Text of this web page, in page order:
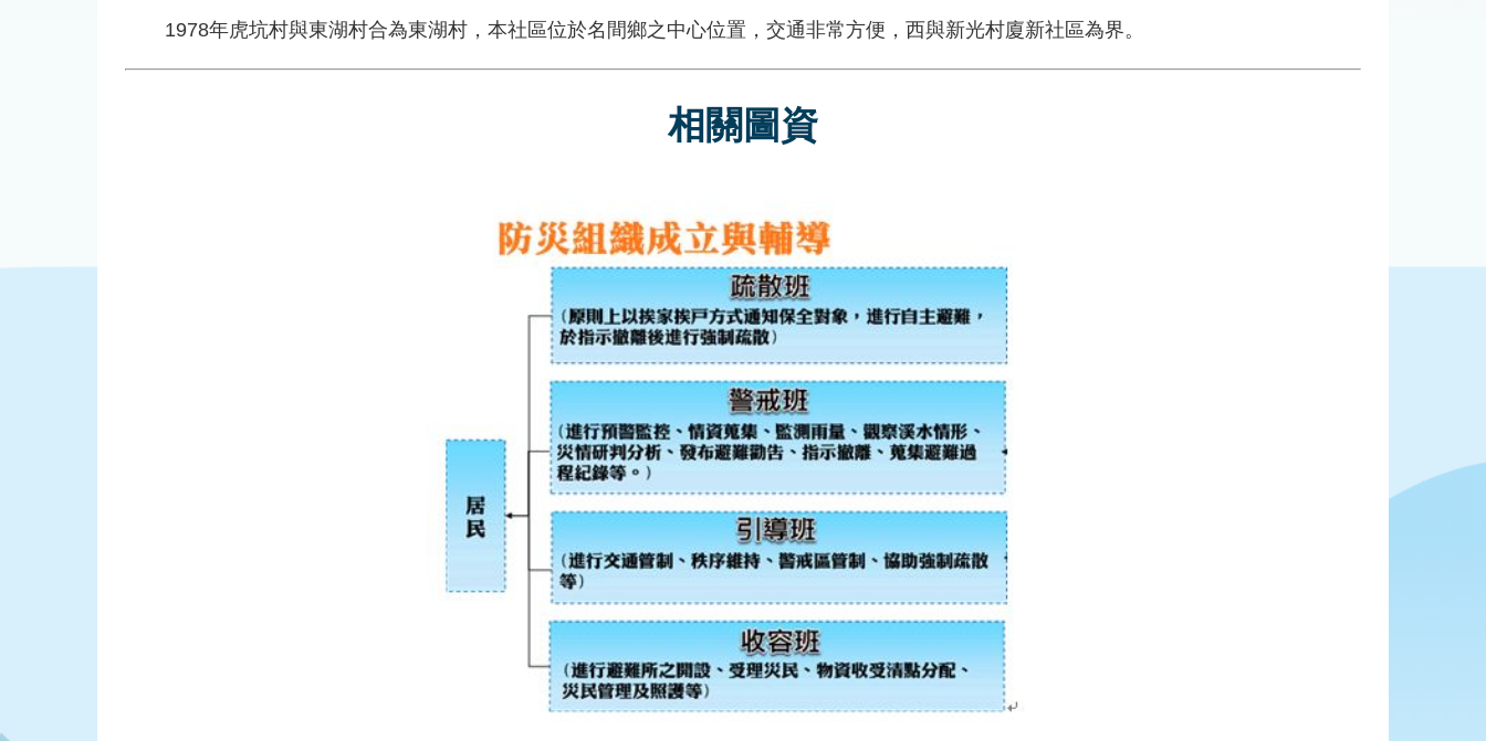
1978年虎坑村與東湖村合為東湖村，本社區位於名間鄉之中心位置，交通非常方便，西與新光村廈新社區為界。
相關圖資